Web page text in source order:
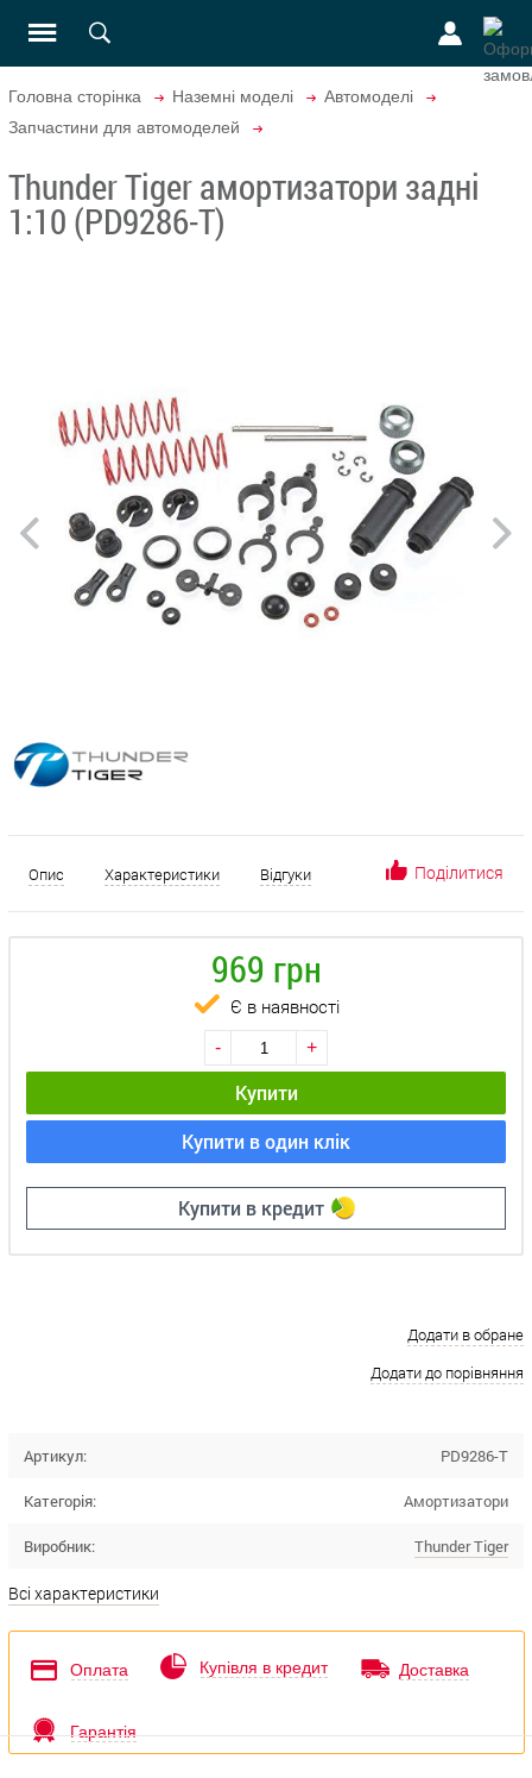
Головна сторінка Наземні моделі
Автомоделі
Запчастини для автомоделей
Thunder Tiger амортизатори задні
1:10 (PD9286-T)
Опис Характеристики Відгуки Поділитися
969 грн
Є в наявності
- +
Купити
Купити в один клік
Купити в кредит
Додати в обране
Додати до порівняння
Артикул: PD9286-T
Категорія: Амортизатори
Виробник: Thunder Tiger
Всі характеристики
Оплата Купівля в кредит Доставка
Гарантія